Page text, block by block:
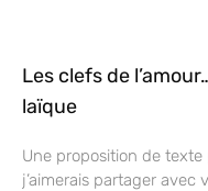
Les clefs de
laïque
Une proposition de
j’aimerais partager avec